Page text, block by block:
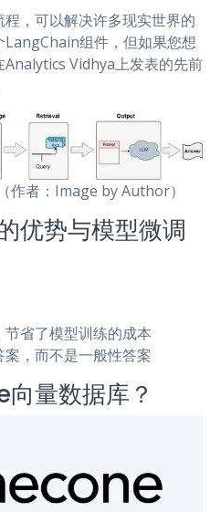
，可以解决许多现实世界的
LangChain组件，但如果您想
Vidhya上发表的先前
作者：Image by Author）
优势与模型微调
省了模型训练的成本
，而不是一般性答案
量数据库？